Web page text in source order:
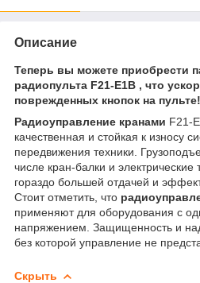
Описание
Теперь вы можете приобрести
радиопульта F21-E1B , что
поврежденных кнопок на пульте!
Радиоуправление кранами F21-
качественная и стойкая к износу
передвижения техники.
числе кран-балки и
гораздо большей отдачей и
Стоит отметить, что
применяют для оборудования с
напряжением. Защищенность и
без которой управление не
Скрыть